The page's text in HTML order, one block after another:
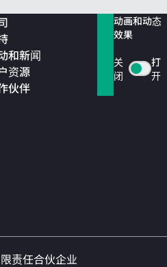
和新闻
资源
伙伴
动画和动态
效果
关
闭
打
开
责任合伙企业